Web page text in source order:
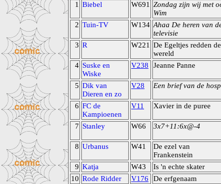
1
Biebel W691
Zondag zijn wij met
Wim
2 Tuin-TV W134 Ahaa De heren van
televisie
3 R W221
De Egeltjes redden de
wereld
4 Suske en
Wiske
V238 Jeanne Panne
5 Dik van
Dieren en zo
V28 Een brief van de
6 FC de
Kampioenen
V11 Xavier in de puree
7 Stanley W66 3x7+11:6x@-4
8 Urbanus W41
De ezel van
Frankenstein
9 Katja W43
Is 'n echte skater
10 Rode Ridder V176
De erfgenaam